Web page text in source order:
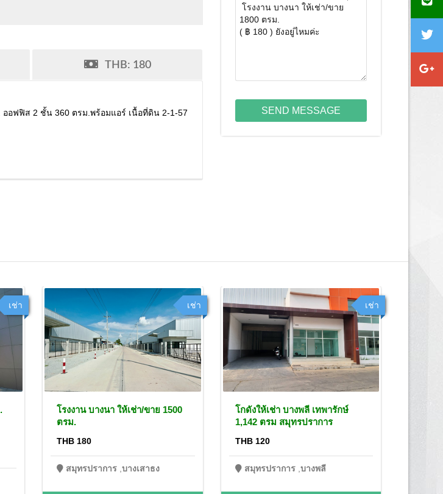
THB: 180
อฟฟิส 2 ชั้น 360 ตรม.พร้อมแอร์ เนื้อที่ดิน 2-1-57
SEND MESSAGE
เช่า เช่า
โรงงาน บางนา ให้เช่า/ขาย 1500
ตรม.
THB 180
สมุทรปราการ บางเสาธง
เช่า
โกดังให้เช่า บางพลี เทพารักษ์
1,142 ตรม สมุทรปราการ
THB 120
สมุทรปราการ บางพลี